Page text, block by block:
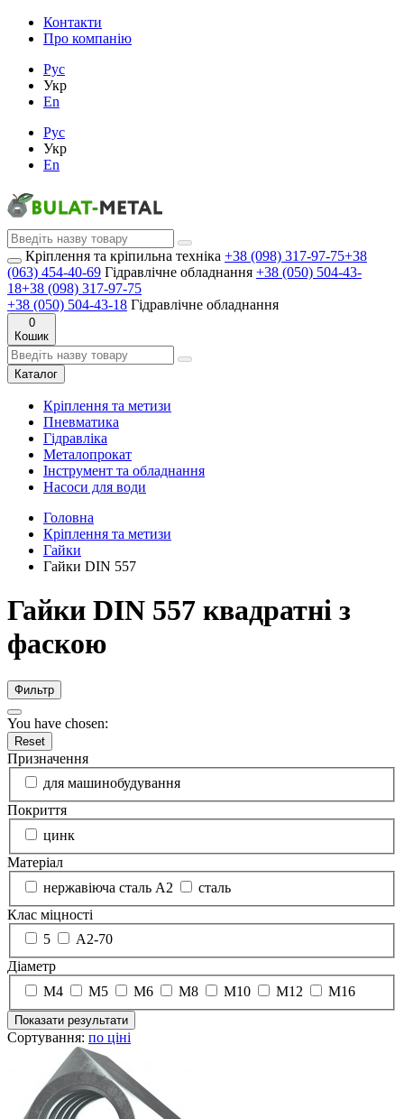
Контакти
Про компанію
Рус
Укр
En
Рус
Укр
En
Кріплення та кріпильна техніка +38 (098) 317-97-75+38
(063) 454-40-69 Гідравлічне обладнання +38 (050) 504-43-
18+38 (098) 317-97-75
+38 (050) 504-43-18 Гідравлічне обладнання
0
Кошик
Каталог
Кріплення та метизи
Пневматика
Гідравліка
Металопрокат
Інструмент та обладнання
Насоси для води
Головна
Кріплення та метизи
Гайки
Гайки DIN 557
Гайки DIN 557 квадратні з
фаскою
Фильтр
You have chosen:
Reset
Призначення
для машинобудування
Покриття
цинк
Матеріал
нержавіюча сталь А2
сталь
Клас міцності
5
А2-70
Діаметр
М4
М5 М6 М8 М10 М12 М16
Показати результати
Сортування: по ціні